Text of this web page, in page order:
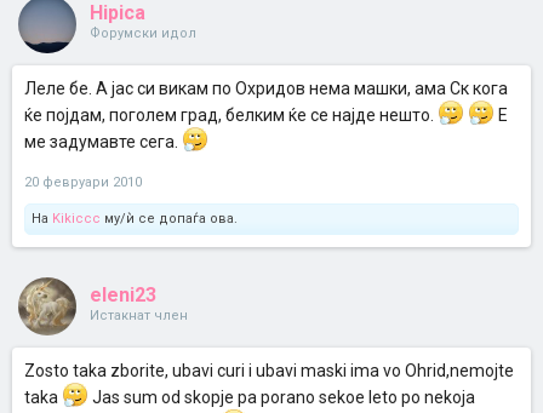
Hipica
Форумски идол
Леле бе. А јас си викам по Охридов нема машки, ама Ск кога
ќе појдам, поголем град, белким ќе се најде нешто.
Е
ме задумавте сега.
20 февруари 2010
На Kikiccc му/ѝ се допаѓа ова.
eleni23
Истакнат член
Zosto taka zborite, ubavi curi i ubavi maski ima vo Ohrid,nemojte
taka
Jas sum od skopje pa porano sekoe leto po nekoja